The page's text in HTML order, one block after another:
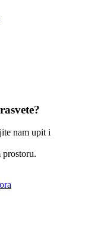
nam upit i
prostoru.